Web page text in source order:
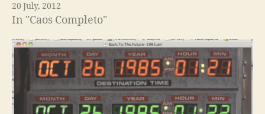
20 July, 2012
In "Caos Completo"